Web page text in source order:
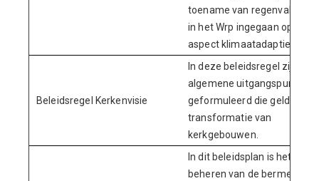
toename van regenval
in het Wrp ingegaan op het
aspect klimaatadaptie.
Beleidsregel Kerkenvisie
In deze beleidsregel zijn
algemene uitgangspunten
geformuleerd die gelden bij
transformatie van
kerkgebouwen.
In dit beleidsplan is het
beheren van de bermen